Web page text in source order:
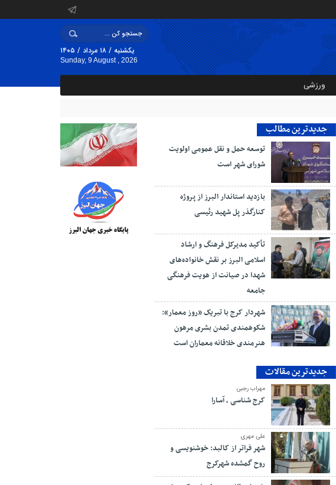
یکشنبه / ۱۸ مرداد / ۱۴۰۵
Sunday, 9 August , 2026
ورزشی
جدیدترین مطالب
توسعه حمل و نقل عمومی اولویت
شورای شهر است
بازدید استاندار البرز از پروژه
کنارگذر پل شهید رئیسی
تأکید مدیرکل فرهنگ و ارشاد
اسلامی البرز بر نقش خانواده‌های
شهدا در صیانت از هویت فرهنگی
جامعه
شهردار کرج با تبریک «روز معمار»:
شکوهمندی تمدن بشری مرهون
هنرمندی خلاقانه معماران است
جدیدترین مقالات
مهراب رجبی
کرج شناسی ، آسارا
علی مهری
شهر فراتر از کالبد: خوشنویسی و
روح گمشده شهرکرج